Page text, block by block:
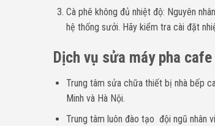
Cà phê không đủ nhiệt độ: Nguyên
hệ thống sưởi. Hãy kiểm tra cài đặt
Dịch vụ sửa máy pha cafe
Trung tâm sửa chữa thiết bị nhà bếp
Minh và Hà Nội.
Trung tâm luôn đào tạo đội ngũ nhân